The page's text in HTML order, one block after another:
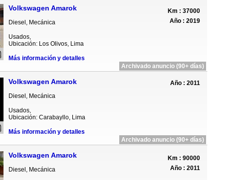
Volkswagen Amarok
Diesel, Mecánica
Usados,
Ubicación: Los Olivos, Lima
Más información y detalles
Km : 37000
Año : 2019
Archivado anuncio (90+ días)
Volkswagen Amarok
Diesel, Mecánica
Usados,
Ubicación: Carabayllo, Lima
Más información y detalles
Año : 2011
Archivado anuncio (90+ días)
Volkswagen Amarok
Diesel, Mecánica
Km : 90000
Año : 2011